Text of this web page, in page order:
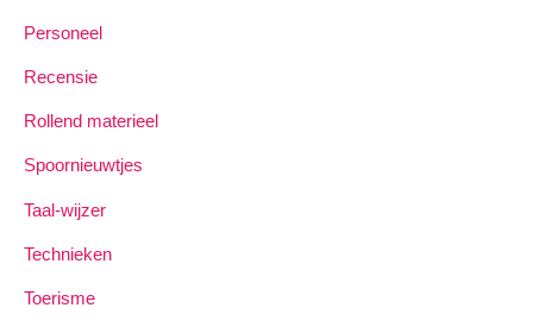
Personeel
Recensie
Rollend materieel
Spoornieuwtjes
Taal-wijzer
Technieken
Toerisme